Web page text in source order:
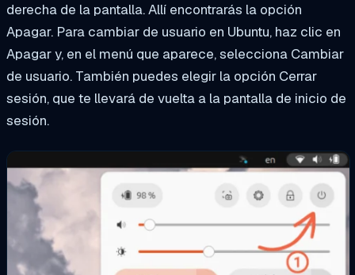
derecha de la pantalla. Allí encontrarás la opción
Apagar. Para cambiar de usuario en Ubuntu, haz clic en
Apagar y, en el menú que aparece, selecciona Cambiar
de usuario. También puedes elegir la opción Cerrar
sesión, que te llevará de vuelta a la pantalla de inicio de
sesión.